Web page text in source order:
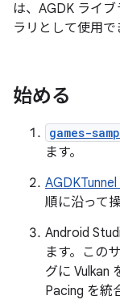
は、AGDK ライ
ラリとして使用で
始める
games-
ます。
順に沿って
Android
ます。この
グに Vulkan
Pacing を統